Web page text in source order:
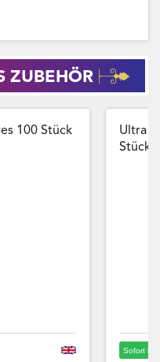
ZUBEHÖR
100 Stück
Ultra
Stück
Sofort